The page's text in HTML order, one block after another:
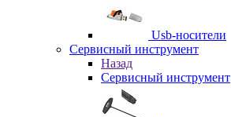
Usb-носители
Сервисный инструмент
Назад
Сервисный инструмент